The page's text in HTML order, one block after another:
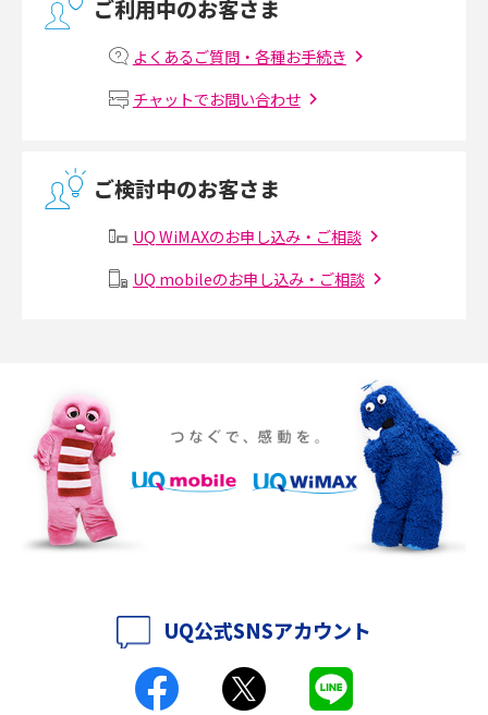
マンションで光回線の利用を始める手順は？設備状況の確認方法も解説
Wi-Fiルーターの設定方法をわかりやすく解説！事前に準備すべきものも紹
無線LANとは？メリット・デメリットや接続方法を解説
メッシュWi-Fiとは？仕組みやメリット・デメリット、中継機との違いを解
ポケット型Wi-Fiをレンタルするメリットとは？選び方や向いている方の特
徴も紹介
持ち運びできるポケット型Wi-Fiのおススメの選び方は？メリット・デメリ
ットも紹介
ポケット型Wi-Fiとは？通信の仕組みやメリット・デメリットを解説
工事不要！置くだけWi-Fiの特徴は？メリット・デメリットや選び方を解説
ご利用中のお客さま
よくあるご質問・各種お手続き
チャットでお問い合わせ
ご検討中のお客さま
UQ WiMAXのお申し込み・ご相談
UQ mobileのお申し込み・ご相談
UQ公式SNSアカウント